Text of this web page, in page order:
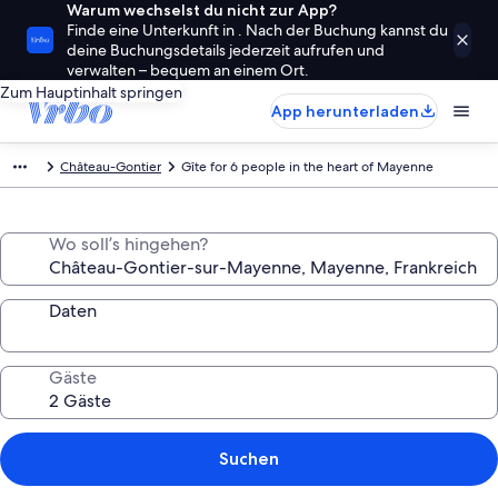
Warum wechselst du nicht zur App?
Finde eine Unterkunft in . Nach der Buchung kannst du
deine Buchungsdetails jederzeit aufrufen und
verwalten – bequem an einem Ort.
Zum Hauptinhalt springen
App herunterladen
Château-Gontier Gîte for 6 people in the heart of Mayenne
Wo soll’s hingehen?
Daten
Gäste
Suchen